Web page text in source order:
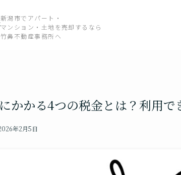
新潟市でアパート・
マンション・土地を売却するなら
竹鼻不動産事務所へ
かかる4つの税金とは？利用
年2月5日